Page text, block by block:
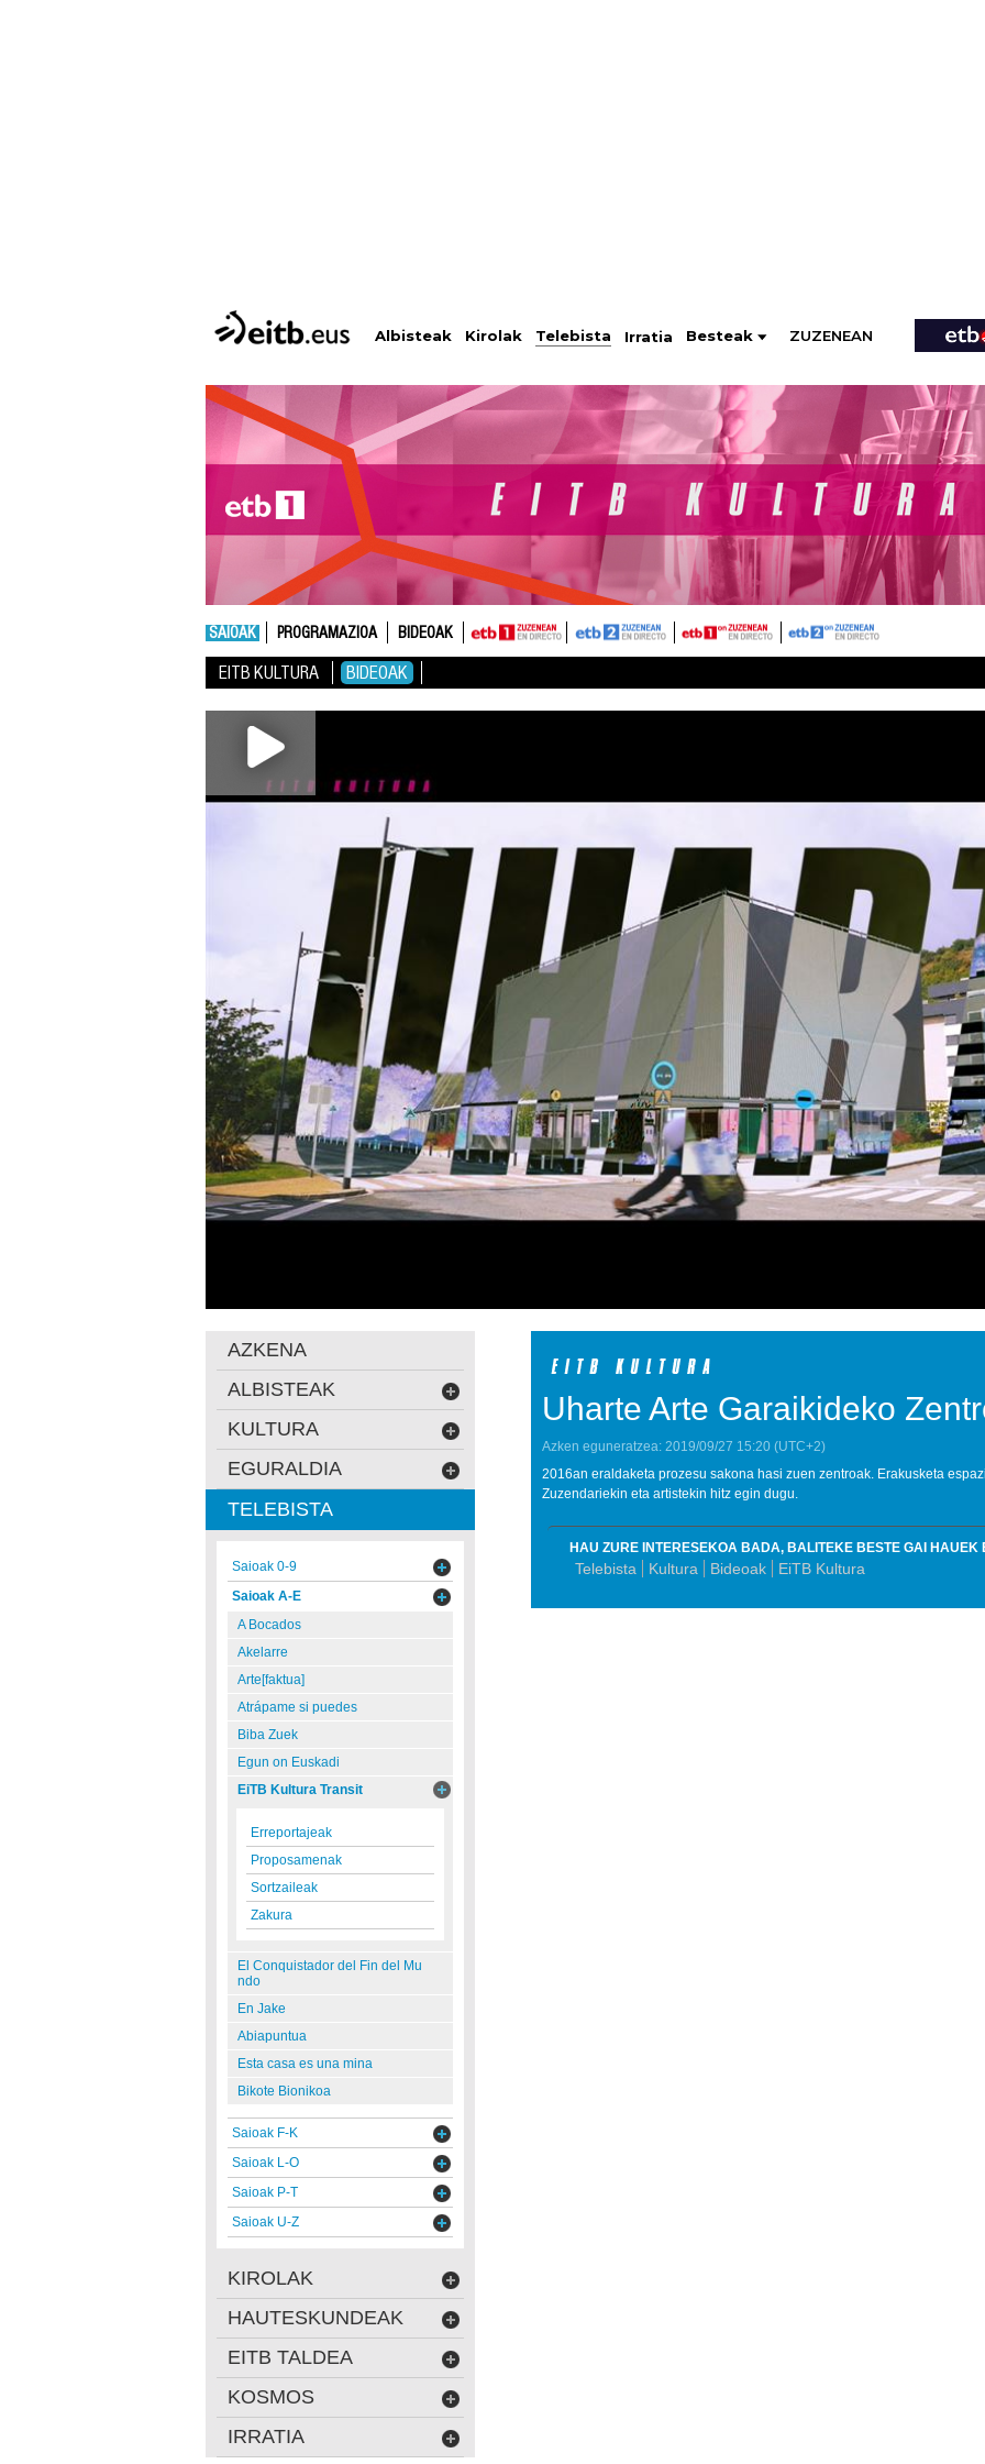
Albisteak Kirolak Telebista Irratia Besteak ZUZENEAN
SAIOAK PROGRAMAZIOA BIDEOAK
EITB KULTURA BIDEOAK
Uharte Arte Garaikideko
Azken eguneratzea: 2019/09/27 15:20 (UTC+2)
2016an eraldaketa prozesu sakona hasi zuen zentroak. Erakusketa
Zuzendariekin eta artistekin hitz egin dugu.
HAU ZURE INTERESEKOA BADA, BALITEKE BESTE GAI HAUEK
Telebista Kultura Bideoak EiTB Kultura
AZKENA
ALBISTEAK
KULTURA
EGURALDIA
TELEBISTA
Saioak 0-9
Saioak A-E
A Bocados
Akelarre
Arte[faktua]
Atrápame si puedes
Biba Zuek
Egun on Euskadi
EiTB Kultura Transit
Erreportajeak
Proposamenak
Sortzaileak
Zakura
El Conquistador del Fin del Mu
ndo
En Jake
Abiapuntua
Esta casa es una mina
Bikote Bionikoa
Saioak F-K
Saioak L-O
Saioak P-T
Saioak U-Z
KIROLAK
HAUTESKUNDEAK
EITB TALDEA
KOSMOS
IRRATIA